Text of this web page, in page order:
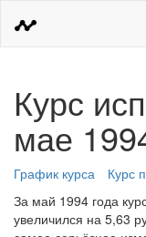
Курс
мае
График курса
Курс
За май 1994 года
увеличился на 5,63